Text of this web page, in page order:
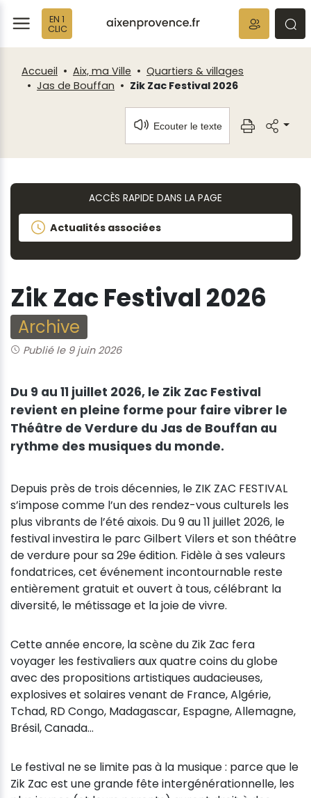
EN 1
CLIC
Accueil Aix, ma Ville
Quartiers & villages
Jas de Bouffan
Zik Zac Festival 2026
Ecouter le texte
ACCÈS RAPIDE DANS LA PAGE
Actualités associées
Zik Zac Festival 2026
Archive
Publié le 9 juin 2026
Du 9 au 11 juillet 2026, le Zik Zac Festival
revient en pleine forme pour faire vibrer le
Théâtre de Verdure du Jas de Bouffan au
rythme des musiques du monde.
Depuis près de trois décennies, le ZIK ZAC FESTIVAL
s’impose comme l’un des rendez-vous culturels les
plus vibrants de l’été aixois. Du 9 au 11 juillet 2026, le
festival investira le parc Gilbert Vilers et son théâtre
de verdure pour sa 29e édition. Fidèle à ses valeurs
fondatrices, cet événement incontournable reste
entièrement gratuit et ouvert à tous, célébrant la
diversité, le métissage et la joie de vivre.
Cette année encore, la scène du Zik Zac fera
voyager les festivaliers aux quatre coins du globe
avec des propositions artistiques audacieuses,
explosives et solaires venant de France, Algérie,
Tchad, RD Congo, Madagascar, Espagne, Allemagne,
Brésil, Canada…
Le festival ne se limite pas à la musique : parce que le
Zik Zac est une grande fête intergénérationnelle, les
Fenêtre
de
chat
Panneau de gestion des cookies